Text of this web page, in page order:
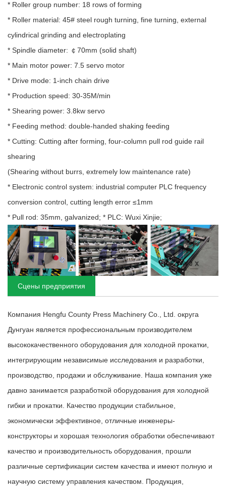
* Roller group number: 18 rows of forming
* Roller material: 45# steel rough turning, fine turning, external
cylindrical grinding and electroplating
* Spindle diameter: ￠70mm (solid shaft)
* Main motor power: 7.5 servo motor
* Drive mode: 1-inch chain drive
* Production speed: 30-35M/min
* Shearing power: 3.8kw servo
* Feeding method: double-handed shaking feeding
* Cutting: Cutting after forming, four-column pull rod guide rail
shearing
(Shearing without burrs, extremely low maintenance rate)
* Electronic control system: industrial computer PLC frequency
conversion control, cutting length error ≤1mm
* Pull rod: 35mm, galvanized; * PLC: Wuxi Xinjie;
Сцены предприятия
Компания Hengfu County Press Machinery Co., Ltd. округа
Дунгуан является профессиональным производителем
высококачественного оборудования для холодной прокатки,
интегрирующим независимые исследования и разработки,
производство, продажи и обслуживание. Наша компания уже
давно занимается разработкой оборудования для холодной
гибки и прокатки. Качество продукции стабильное,
экономически эффективное, отличные инженеры-
конструкторы и хорошая технология обработки обеспечивают
качество и производительность оборудования, прошли
различные сертификации систем качества и имеют полную и
научную систему управления качеством. Продукция,